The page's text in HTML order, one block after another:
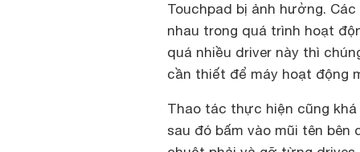
Touchpad bị ảnh hưởng.
nhau trong quá trình hoạt
quá nhiều driver này thì
cần thiết để máy hoạt động
Thao tác thực hiện cũng khá
sau đó bấm vào mũi tên bên